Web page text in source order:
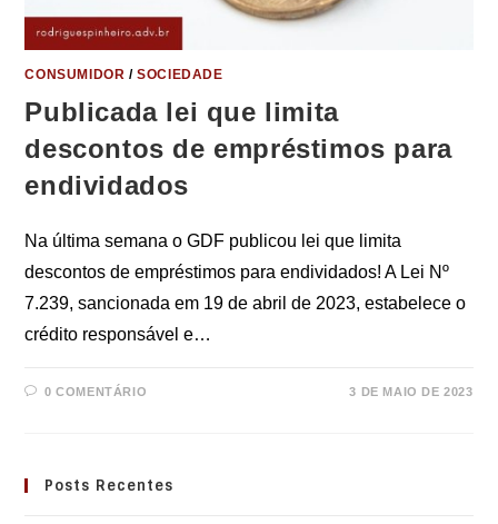
CONSUMIDOR /SOCIEDADE
Publicada lei que limita
descontos de empréstimos para
endividados
Na última semana o GDF publicou lei que limita
descontos de empréstimos para endividados! A Lei Nº
7.239, sancionada em 19 de abril de 2023, estabelece o
crédito responsável e…
0 COMENTÁRIO 3 DE MAIO DE 2023
Posts Recentes